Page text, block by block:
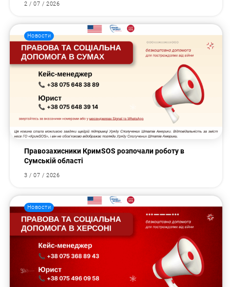
2 / 07 / 2026
Новости
Правозахисники КримSOS розпочали роботу в
Сумській області
3 / 07 / 2026
Новости